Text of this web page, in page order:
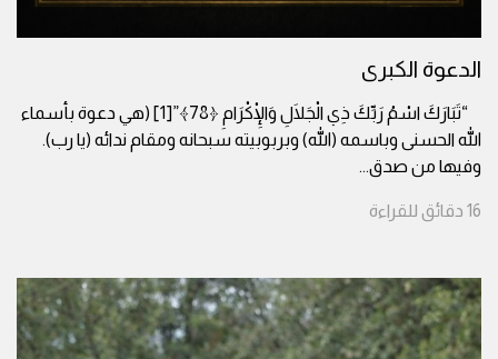
الدعوة الكبرى
“تَبَارَكَ اسْمُ رَبِّكَ ذِي الْجَلَالِ وَالْإِكْرَامِ ﴿78﴾”[1] (هي دعوة بأسماء
الله الحسنى وباسمه (الله) وبربوبيته سبحانه ومقام ندائه (يا رب).
وفيها من صدق...
16 دقائق للقراءة